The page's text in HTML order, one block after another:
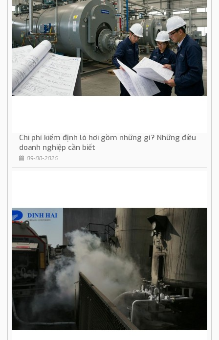
Chi phí kiểm định lò hơi gồm những gì? Những điều
doanh nghiệp cần biết
09-08-2026